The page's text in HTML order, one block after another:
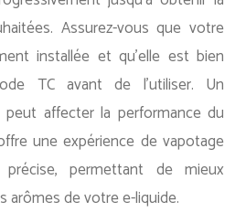
Assurez-vous que votre
installée et qu’elle est bien
TC avant de l’utiliser. Un
affecter la performance du
une expérience de vapotage
permettant de mieux
arômes de votre e-liquide.